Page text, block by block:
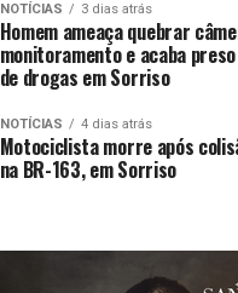
NOTÍCIAS 3 dias atrás
Homem ameaça quebrar
monitoramento e acaba
de drogas em Sorriso
NOTÍCIAS 4 dias atrás
Motociclista morre após
na BR-163, em Sorriso